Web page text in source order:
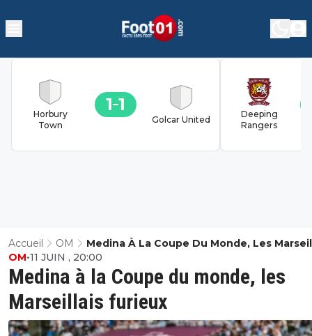
Horbury
Town
1 1
Golcar United
Deeping
Rangers
Accueil OM
Medina À La Coupe Du Monde, Les
Furieux
Medina à la Coupe du monde, les
Marseillais furieux
OM•11 JUIN , 20:00